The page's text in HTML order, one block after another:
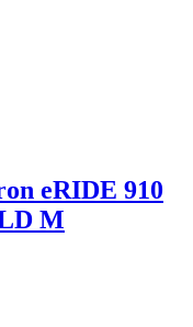
eRIDE 910
M